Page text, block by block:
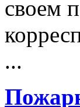
своем
...